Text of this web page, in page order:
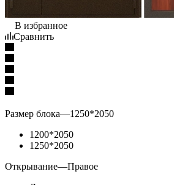
В избранное
Сравнить
Размер блока—1250*2050
1200*2050
1250*2050
Открывание—Правое